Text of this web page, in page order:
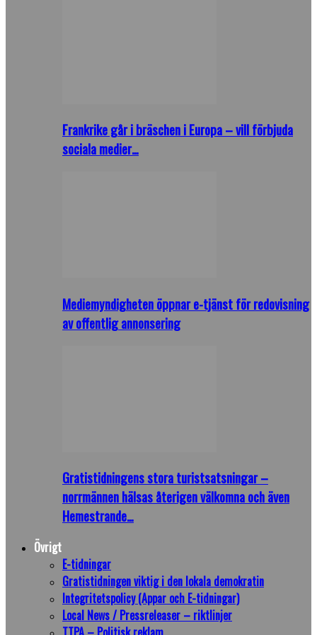
Frankrike går i bräschen i Europa – vill förbjuda
sociala medier…
Mediemyndigheten öppnar e-tjänst för redovisning
av offentlig annonsering
Gratistidningens stora turistsatsningar –
norrmännen hälsas återigen välkomna och även
Hemestrande…
Övrigt
E-tidningar
Gratistidningen viktig i den lokala demokratin
Integritetspolicy (Appar och E-tidningar)
Local News / Pressreleaser – riktlinjer